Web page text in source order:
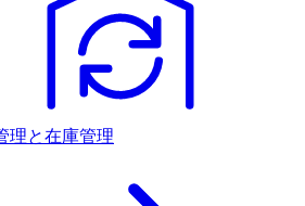
理と在庫管理